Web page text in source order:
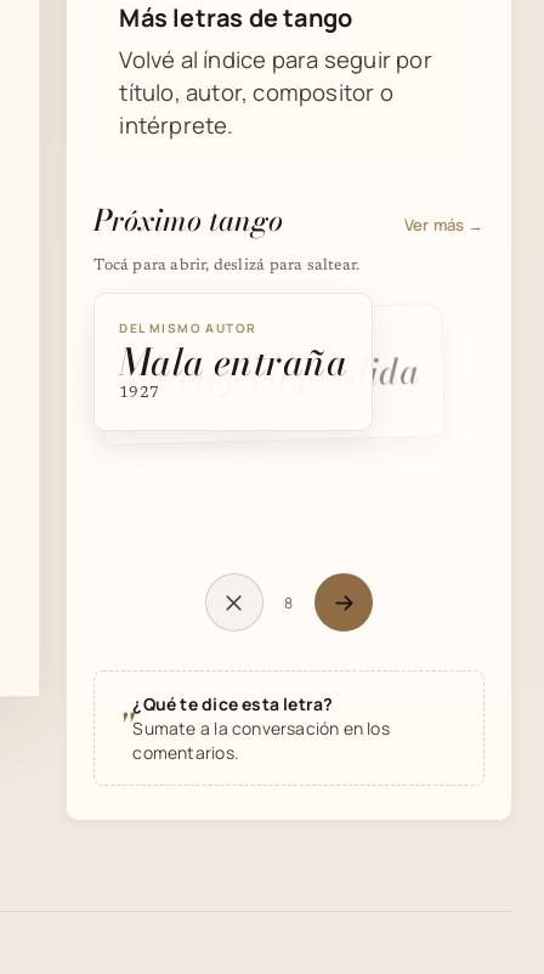
Más letras de tango
Volvé al índice para seguir por
título, autor, compositor o
intérprete.
Próximo tango Ver más →
Tocá para abrir, deslizá para saltear.
DEL MISMO AUTOR
Mala entraña
1927
DEL MISMO AUTOR
La viajera perdida
DEL MISMO AUTOR
Ezeiza
8
"¿Qué te dice esta letra?
Sumate a la conversación en los
comentarios.